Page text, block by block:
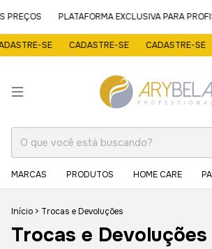
PREÇOS PLATAFORMA EXCLUSIVA PARA
SE CADASTRE-SE CADASTRE-SE
MARCAS PRODUTOS HOME CARE
Início > Trocas e Devoluções
Trocas e Devoluções